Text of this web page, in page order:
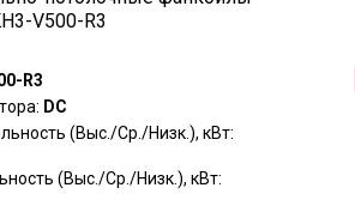
V500-R3
R3
DC
(Выс./Ср./Низк.), кВт:
(Выс./Ср./Низк.), кВт: